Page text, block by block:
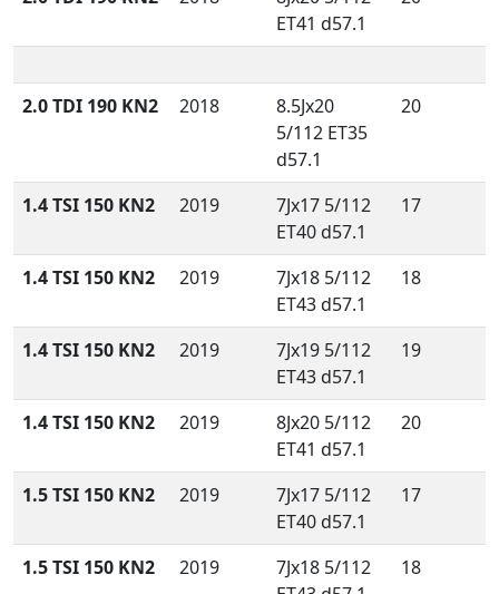
ET41 d57.1
2.0 TDI 190 KN2 2018
8.5Jx20
5/112 ET35
d57.1
20
1.4 TSI 150 KN2 2019
7Jx17 5/112
ET40 d57.1
17
1.4 TSI 150 KN2 2019
7Jx18 5/112
ET43 d57.1
18
1.4 TSI 150 KN2 2019
7Jx19 5/112
ET43 d57.1
19
1.4 TSI 150 KN2 2019
8Jx20 5/112
ET41 d57.1
20
1.5 TSI 150 KN2 2019
7Jx17 5/112
ET40 d57.1
17
1.5 TSI 150 KN2 2019
7Jx18 5/112
18